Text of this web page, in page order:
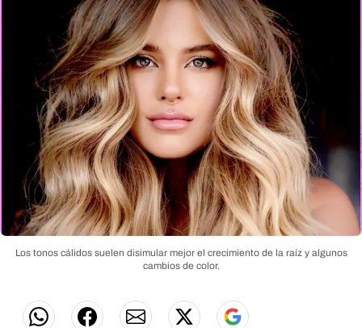
Los tonos cálidos suelen disimular mejor el crecimiento de la raíz y algunos
cambios de color.